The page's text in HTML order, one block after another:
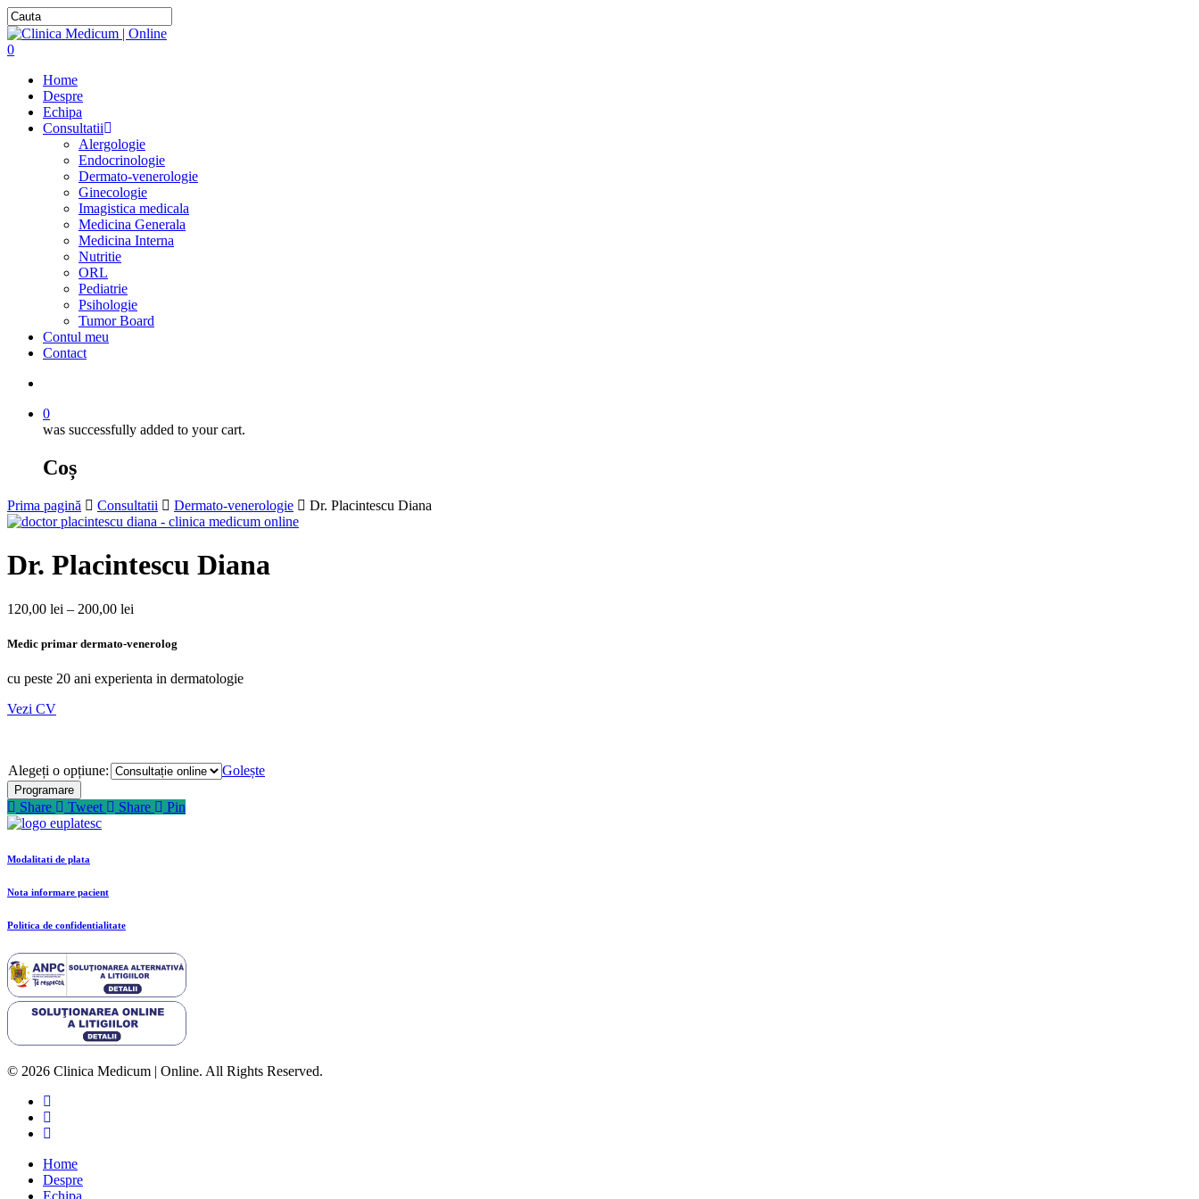
0
Home
Despre
Echipa
Consultatii
Alergologie
Endocrinologie
Dermato-venerologie
Ginecologie
Imagistica medicala
Medicina Generala
Medicina Interna
Nutritie
ORL
Pediatrie
Psihologie
Tumor Board
Contul meu
Contact
0
was successfully added to your cart.
Coș
Prima pagină Consultatii Dermato-venerologie Dr. Placintescu Diana
Dr. Placintescu Diana
120,00 lei – 200,00 lei
Medic primar dermato-venerolog
cu peste 20 ani experienta in dermatologie
Vezi CV
Alegeți o opțiune: Golește
Programare
Share Tweet Share Pin
Modalitati de plata
Nota informare pacient
Politica de confidentialitate
© 2026 Clinica Medicum | Online. All Rights Reserved.
Home
Despre
Echipa